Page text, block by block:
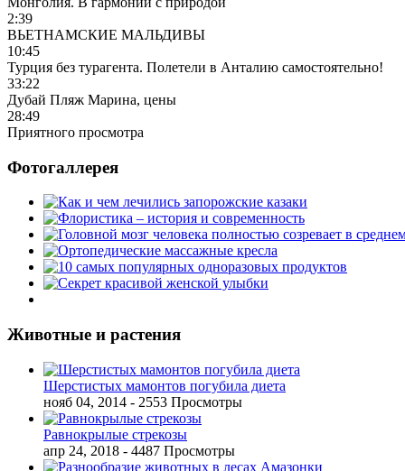
2:39
ВЬЕТНАМСКИЕ МАЛЬДИВЫ
10:45
Турция без турагента. Полетели в Анталию самостоятельно!
33:22
Дубай Пляж Марина, цены
28:49
Приятного просмотра
Фотогаллерея
Животные и растения
Шерстистых мамонтов погубила диета
нояб 04, 2014 - 2553 Просмотры
Равнокрылые стрекозы
апр 24, 2018 - 4487 Просмотры